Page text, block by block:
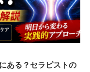
ある？セラピストの